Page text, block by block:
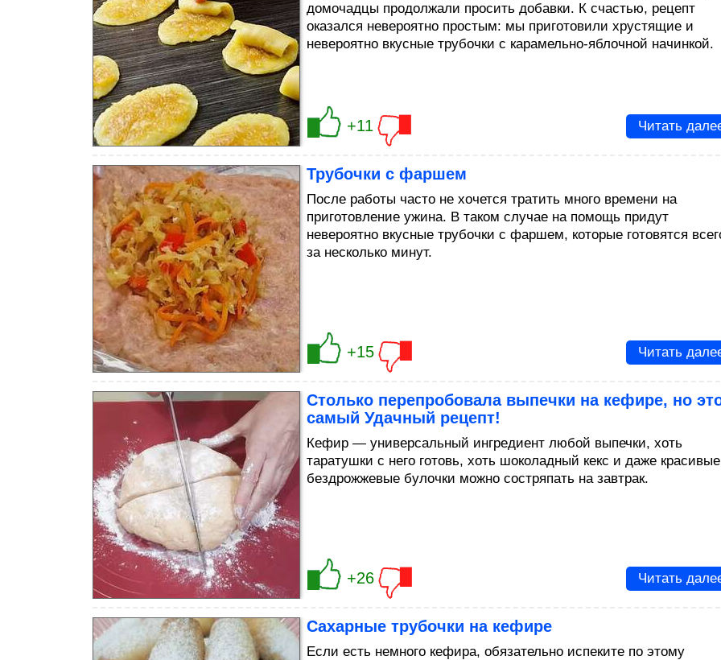
домочадцы продолжали просить добавки. К счастью, рецепт
оказался невероятно простым: мы приготовили хрустящие и
невероятно вкусные трубочки с карамельно-яблочной начинкой.
+11 Читать
Трубочки с фаршем
После работы часто не хочется тратить много времени на
приготовление ужина. В таком случае на помощь придут
невероятно вкусные трубочки с фаршем, которые готовятся
за несколько минут.
+15 Читать
Столько перепробовала выпечки на кефире, но
самый Удачный рецепт!
Кефир — универсальный ингредиент любой выпечки, хоть
таратушки с него готовь, хоть шоколадный кекс и даже красивые
бездрожжевые булочки можно состряпать на завтрак.
+26 Читать
Сахарные трубочки на кефире
Если есть немного кефира, обязательно испеките по этому